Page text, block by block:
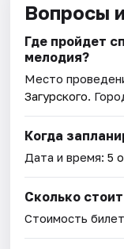
Вопросы
Где пройдет
мелодия?
Место
Загурского.
Когда
Дата и время:5
Сколько
Стоимость